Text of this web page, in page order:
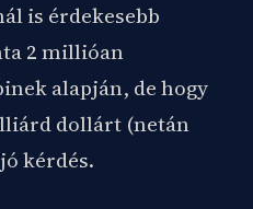
is érdekesebb
2 millióan
alapján, de hogy
dollárt (netán
kérdés.